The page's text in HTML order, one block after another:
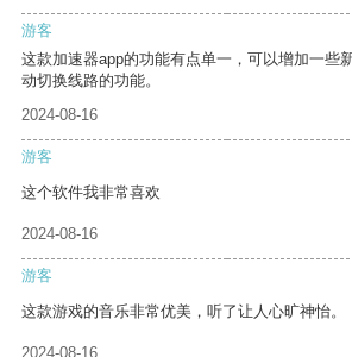
游客
这款加速器app的功能有点单一，可以增加一些
动切换线路的功能。
2024-08-16
游客
这个软件我非常喜欢
2024-08-16
游客
这款游戏的音乐非常优美，听了让人心旷神怡。
2024-08-16